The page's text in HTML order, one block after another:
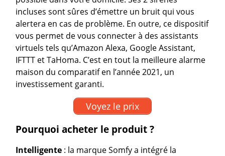
incluses sont sûres d’émettre un bruit qui vous
alertera en cas de problème. En outre, ce dispositif
vous permet de vous connecter à des assistants
virtuels tels qu’Amazon Alexa, Google Assistant,
IFTTT et TaHoma. C’est en tout la meilleure alarme
maison du comparatif en l’année 2021, un
investissement garanti.
Voyez le prix
Pourquoi acheter le produit ?
Intelligente : la marque Somfy a intégré la